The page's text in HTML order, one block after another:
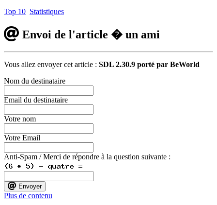
Top 10 Statistiques
Envoi de l'article � un ami
Vous allez envoyer cet article : SDL 2.30.9 porté par BeWorld
Nom du destinataire
Email du destinataire
Votre nom
Votre Email
Anti-Spam / Merci de répondre à la question suivante :
Envoyer
Plus de contenu